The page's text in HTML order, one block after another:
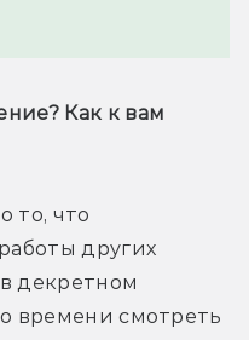
Как к вам
то, что
других
декретном
времени смотреть